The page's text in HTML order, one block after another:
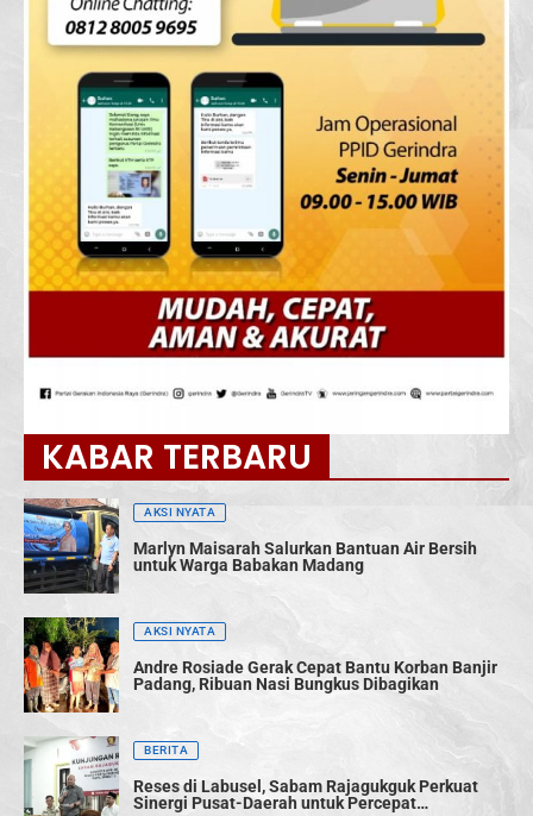
KABAR TERBARU
AKSI NYATA
Marlyn Maisarah Salurkan Bantuan Air Bersih
untuk Warga Babakan Madang
AKSI NYATA
Andre Rosiade Gerak Cepat Bantu Korban Banjir
Padang, Ribuan Nasi Bungkus Dibagikan
BERITA
Reses di Labusel, Sabam Rajagukguk Perkuat
Sinergi Pusat-Daerah untuk Percepat